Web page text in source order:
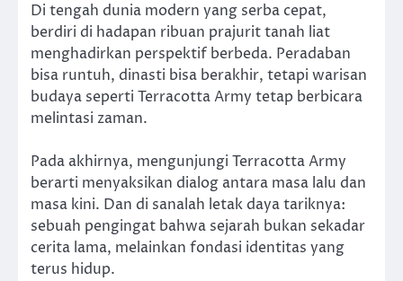
Di tengah dunia modern yang serba cepat,
berdiri di hadapan ribuan prajurit tanah liat
menghadirkan perspektif berbeda. Peradaban
bisa runtuh, dinasti bisa berakhir, tetapi warisan
budaya seperti Terracotta Army tetap berbicara
melintasi zaman.
Pada akhirnya, mengunjungi Terracotta Army
berarti menyaksikan dialog antara masa lalu dan
masa kini. Dan di sanalah letak daya tariknya:
sebuah pengingat bahwa sejarah bukan sekadar
cerita lama, melainkan fondasi identitas yang
terus hidup.